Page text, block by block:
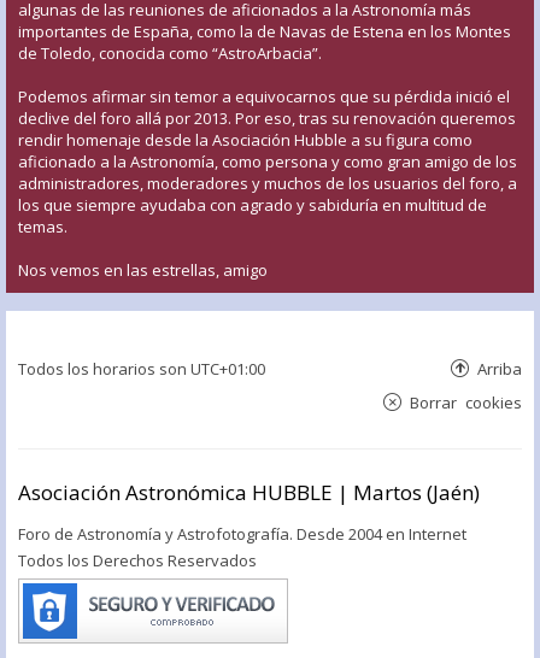
algunas de las reuniones de aficionados a la Astronomía más
importantes de España, como la de Navas de Estena en los Montes
de Toledo, conocida como “AstroArbacia”.
Podemos afirmar sin temor a equivocarnos que su pérdida inició el
declive del foro allá por 2013. Por eso, tras su renovación queremos
rendir homenaje desde la Asociación Hubble a su figura como
aficionado a la Astronomía, como persona y como gran amigo de los
administradores, moderadores y muchos de los usuarios del foro, a
los que siempre ayudaba con agrado y sabiduría en multitud de
temas.
Nos vemos en las estrellas, amigo
Todos los horarios son UTC+01:00 Arriba
Borrar cookies
Asociación Astronómica HUBBLE | Martos (Jaén)
Foro de Astronomía y Astrofotografía. Desde 2004 en Internet
Todos los Derechos Reservados